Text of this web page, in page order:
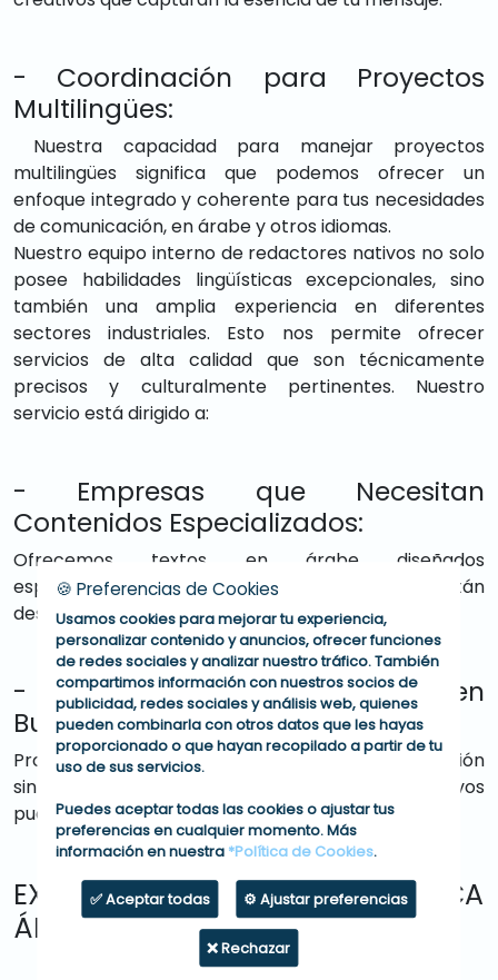
- Coordinación para Proyectos
Multilingües:
Nuestra capacidad para manejar proyectos
multilingües significa que podemos ofrecer un
enfoque integrado y coherente para tus necesidades
de comunicación, en árabe y otros idiomas.
Nuestro equipo interno de redactores nativos no solo
posee habilidades lingüísticas excepcionales, sino
también una amplia experiencia en diferentes
sectores industriales. Esto nos permite ofrecer
servicios de alta calidad que son técnicamente
precisos y culturalmente pertinentes. Nuestro
servicio está dirigido a:
- Empresas que Necesitan
Contenidos Especializados:
Ofrecemos textos en árabe diseñados
específicamente para el contexto local al que están
destinados.
- Agencias de Comunicación en
Busca de Precisión:
Proporcionamos textos en árabe con la precisión
sintáctica y estilística que solo redactores nativos
pueden ofrecer.
EXPERTOS EN REDACCIÓN TÉCNICA
ÁRABE
🍪 Preferencias de Cookies
Usamos cookies para mejorar tu experiencia,
personalizar contenido y anuncios, ofrecer funciones
de redes sociales y analizar nuestro tráfico. También
compartimos información con nuestros socios de
publicidad, redes sociales y análisis web, quienes
pueden combinarla con otros datos que les hayas
proporcionado o que hayan recopilado a partir de tu
uso de sus servicios.
Puedes aceptar todas las cookies o ajustar tus
preferencias en cualquier momento. Más
información en nuestra*Política de Cookies.
✅ Aceptar todas ⚙️ Ajustar preferencias
❌ Rechazar